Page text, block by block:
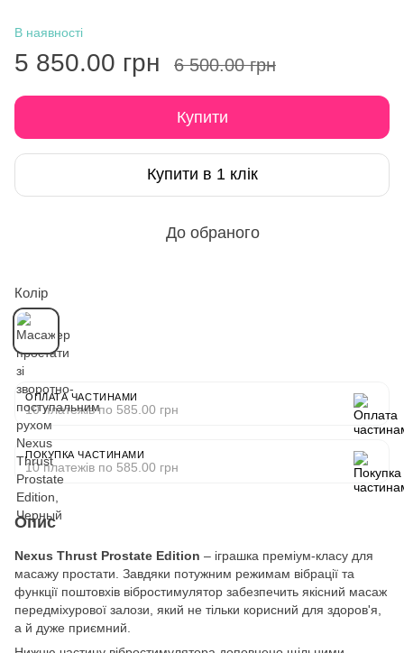
В наявності
5 850.00 грн 6 500.00 грн
Купити
Купити в 1 клік
До обраного
Колір
ОПЛАТА ЧАСТИНАМИ
10 платежів по 585.00 грн
ПОКУПКА ЧАСТИНАМИ
10 платежів по 585.00 грн
Опис
Nexus Thrust Prostate Edition – іграшка преміум-класу для
масажу простати. Завдяки потужним режимам вібрації та
функції поштовхів вібростимулятор забезпечить якісний масаж
передміхурової залози, який не тільки корисний для здоров'я,
а й дуже приємний.